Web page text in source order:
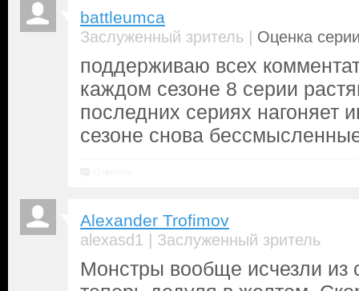
battleumca
Заслуженный зритель | Оценка
поддерживаю всех
каждом сезоне 8 серии
последних сериях нагоняет
сезоне снова
Alexander Trofimov
alexasd1 | Заслуженный зритель
Монстры вообще исчезли из